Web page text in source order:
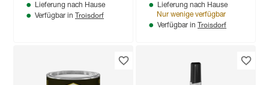
Lieferung nach Hause
Verfügbar in Troisdorf
Lieferung nach Hause
Nur wenige verfügbar
Verfügbar in Troisdorf